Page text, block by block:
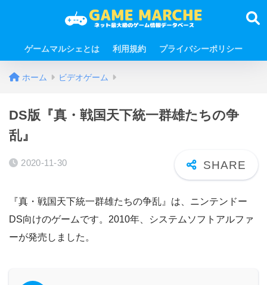
ゲームマルシェとは 利用規約 プライバシーポリシー
ホーム ビデオゲーム
DS版『真・戦国天下統一群雄たちの争
乱』
2020-11-30
『真・戦国天下統一群雄たちの争乱』は、ニンテンドー
DS向けのゲームです。2010年、システムソフトアルファ
ーが発売しました。